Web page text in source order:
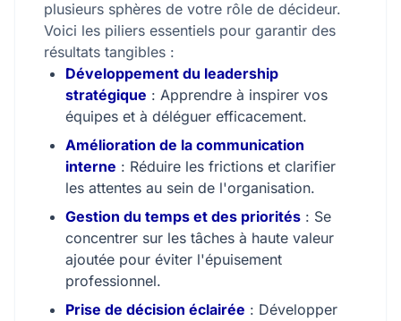
plusieurs sphères de votre rôle de décideur.
Voici les piliers essentiels pour garantir des
résultats tangibles :
Développement du leadership
stratégique : Apprendre à inspirer vos
équipes et à déléguer efficacement.
Amélioration de la communication
interne : Réduire les frictions et clarifier
les attentes au sein de l'organisation.
Gestion du temps et des priorités : Se
concentrer sur les tâches à haute valeur
ajoutée pour éviter l'épuisement
professionnel.
Prise de décision éclairée : Développer